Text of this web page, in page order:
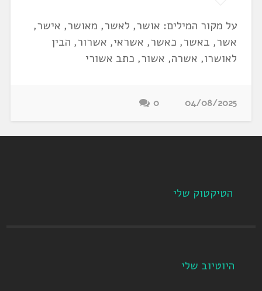
על מקור המילים: אושר, לאשר, מאושר, אישר,
אשר, באשר, כאשר, אשראי, אשרור, הבין
לאושרו, אשרה, אשור, כתב אשורי
04/08/2025
0
הטיקטוק שלי
היוטיוב שלי